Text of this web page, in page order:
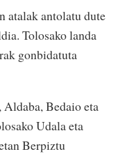
atalak antolatu dute
Tolosako landa
gonbidatuta
Aldaba, Bedaio eta
Udala eta
Berpiztu